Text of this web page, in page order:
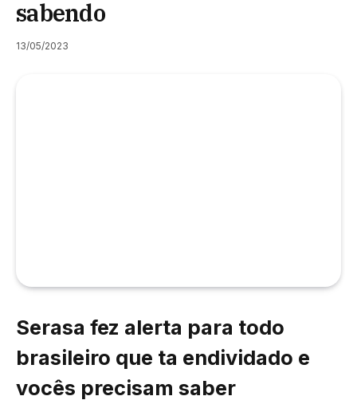
sabendo
13/05/2023
Serasa fez alerta para todo
brasileiro que ta endividado e
vocês precisam saber